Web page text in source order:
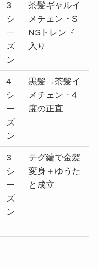
3
シ
ー
ズ
ン
茶髪ギャルイ
メチェン・S
NSトレンド
入り
4
シ
ー
ズ
ン
黒髪→茶髪イ
メチェン・4
度の正直
3
シ
ー
ズ
ン
テグ編で金髪
変身＋ゆうた
と成立